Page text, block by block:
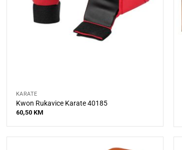
KARATE
Kwon Rukavice Karate 40185
60,50 KM